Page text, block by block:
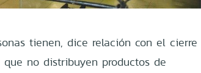
tienen, dice relación con el cierre
no distribuyen productos de